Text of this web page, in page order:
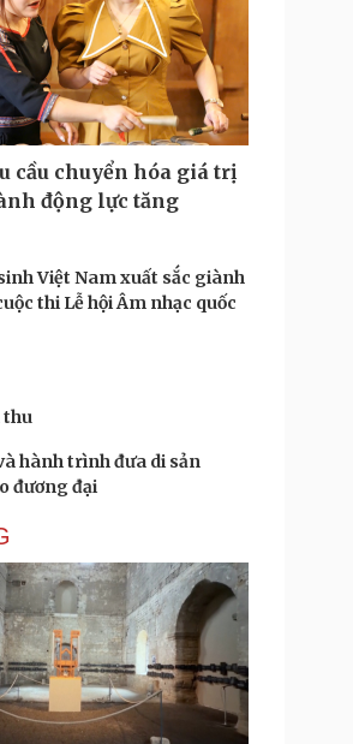
Công nghệ
Sành điệu
Tin Công nghệ
Trải nghiệm
Chuyển đổi số
Podcast
Câu chuyện thời sự
Cửa sổ tình yêu
Kể chuyện cho bé
Hạt giống tâm hồn
cầu chuyển hóa giá trị
động lực tăng
Việt Nam xuất sắc giành
thi Lễ hội Âm nhạc quốc
thu
hành trình đưa di sản
đương đại